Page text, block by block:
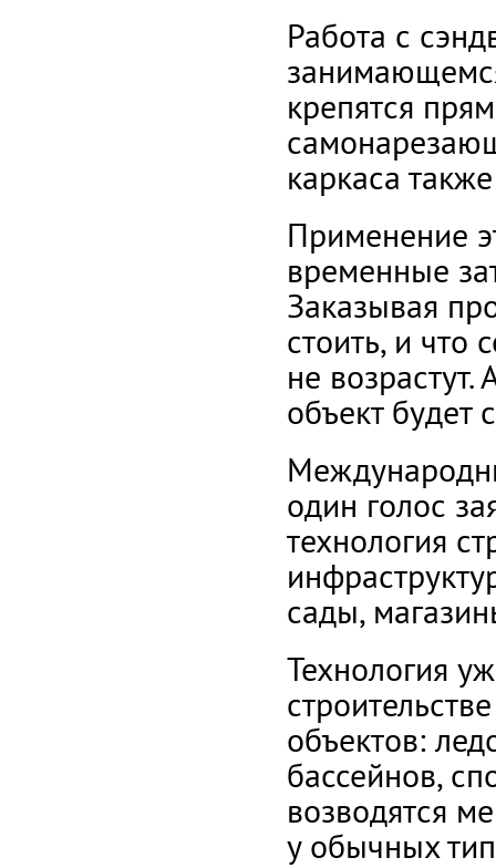
Работа с
крепятся
каркаса
Применение
временные
Заказывая
стоить, и что
не возрастут.
объект будет
один голос
технология
сады,
Технология
объектов:
бассейнов,
возводятся
у обычных